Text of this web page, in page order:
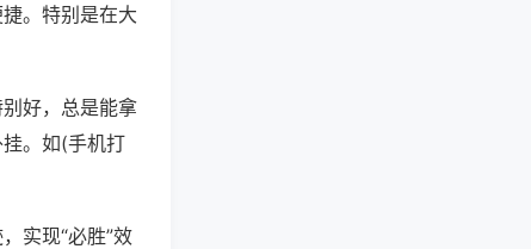
。特别是在大
好，总是能拿
。如(手机打
实现“必胜”效